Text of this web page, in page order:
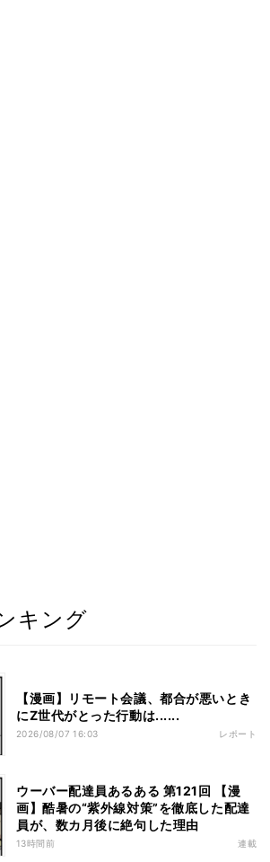
キング
【漫画】リモート会議、都合が悪いとき
にZ世代がとった行動は......
2026/08/07 16:03 レポート
ウーバー配達員あるある 第121回 【漫
画】酷暑の“紫外線対策”を徹底した配達
員が、数カ月後に絶句した理由
13時間前 連載